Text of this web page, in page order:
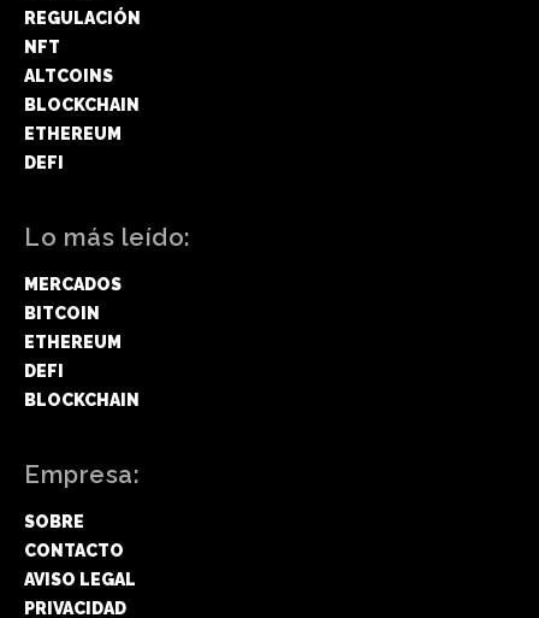
REGULACIÓN
NFT
ALTCOINS
BLOCKCHAIN
ETHEREUM
DEFI
Lo más leído:
MERCADOS
BITCOIN
ETHEREUM
DEFI
BLOCKCHAIN
Empresa:
SOBRE
CONTACTO
AVISO LEGAL
PRIVACIDAD